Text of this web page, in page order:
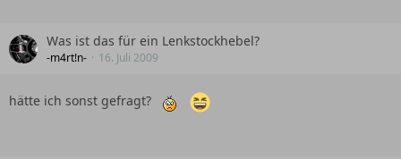
Was ist das für ein Lenkstockhebel?
-m4rt!n- 16. Juli 2009
hätte ich sonst gefragt?